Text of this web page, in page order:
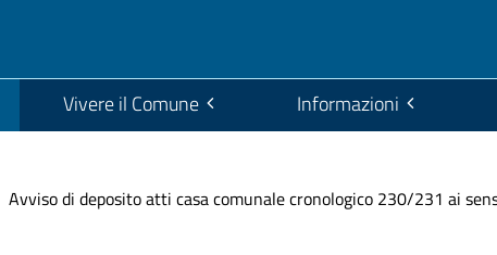
Vivere il Comune Informazioni
Avviso di deposito atti casa comunale cronologico 230/231 ai